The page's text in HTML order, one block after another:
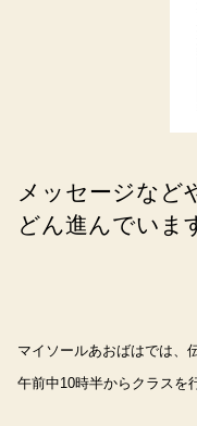
メッセージなど
どん進んでいま
マイソールあおばはでは、
午前中10時半からクラスを